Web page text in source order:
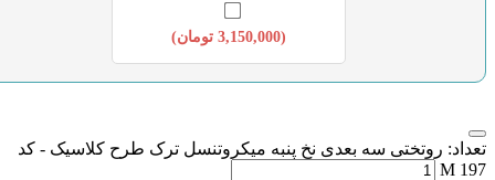
3,150,000 تومان)
روتختی سه بعدی نخ پنبه میکروتنسل ترک طرح کلاسیک - کد
M